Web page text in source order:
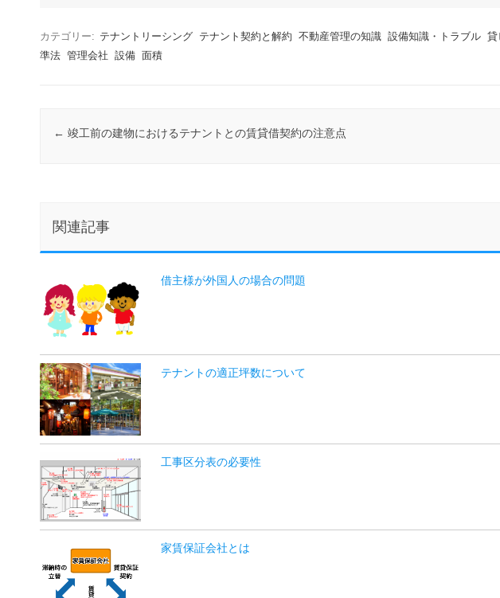
カテゴリー: テナントリーシング テナント契約と解約 不動産管理の知識 設備知識・トラブル 貸
準法 管理会社 設備 面積
投稿ナビゲーション
← 竣工前の建物におけるテナントとの賃貸借契約の注意点
関連記事
借主様が外国人の場合の問題
テナントの適正坪数について
工事区分表の必要性
家賃保証会社とは